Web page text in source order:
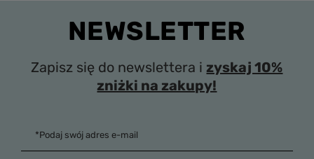
NEWSLETTER
Zapisz się do newslettera i zyskaj 10%
zniżki na zakupy!
*Podaj swój adres e-mail